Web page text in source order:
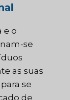
e o
se
as suas
se
de